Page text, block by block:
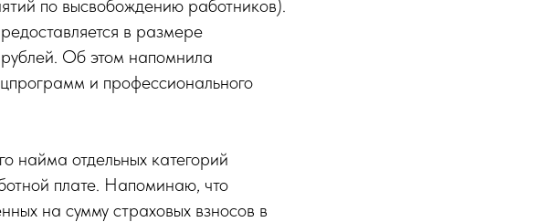
по высвобождению работников).
в размере
Об этом напомнила
и профессионального
найма отдельных категорий
плате. Напоминаю, что
на сумму страховых взносов в